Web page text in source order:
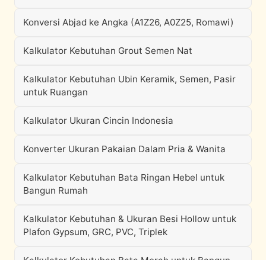
Konversi Abjad ke Angka (A1Z26, A0Z25, Romawi)
Kalkulator Kebutuhan Grout Semen Nat
Kalkulator Kebutuhan Ubin Keramik, Semen, Pasir
untuk Ruangan
Kalkulator Ukuran Cincin Indonesia
Konverter Ukuran Pakaian Dalam Pria & Wanita
Kalkulator Kebutuhan Bata Ringan Hebel untuk
Bangun Rumah
Kalkulator Kebutuhan & Ukuran Besi Hollow untuk
Plafon Gypsum, GRC, PVC, Triplek